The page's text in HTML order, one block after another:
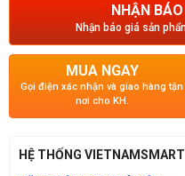
NHẬN
Nhận báo giá sản
MUA NGAY
Gọi điện xác nhận và giao hàng tận
nơi cho KH.
HỆ THỐNG